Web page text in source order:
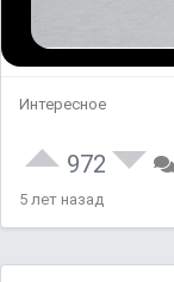
Интересное
972
5 лет назад